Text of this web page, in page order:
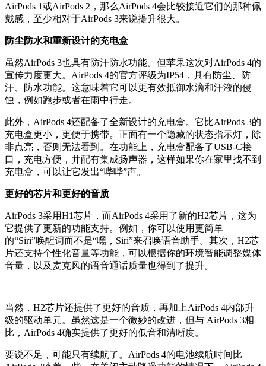
AirPods 1或AirPods 2，那么AirPods 4会比较接近它们的那种佩
戴感，至少相对于AirPods 3来说提升很大。
防尘防水和重新设计的充电盒
虽然AirPods 3也具有防汗防水功能。但苹果这次对AirPods 4的
宣传力度更大。AirPods 4的官方评级为IP54，具有防尘、防
汗、防水功能。这意味着它可以更有效抵御水滴和汗液的侵
蚀，例如跑步或者在雨中行走。
此外，AirPods 4还配备了全新设计的充电盒。它比AirPods 3的
充电盒更小，更便于携带。正面有一个隐藏的状态指示灯，除
非点亮，否则无法看到。在功能上，充电盒配备了USB-C接
口，充电方便，并配有集成扬声器，这样如果你在家里找不到
充电盒，可以让它发出“哔哔”声。
更好的芯片和更好的音质
AirPods 3采用H1芯片，而AirPods 4采用了新的H2芯片，这为
它提供了更新的功能支持。例如，你可以使用更简单
的“Siri”唤醒词而不是“嘿，Siri”来召唤语音助手。其次，H2芯
片还支持个性化音量等功能，可以根据你的环境智能调整媒体
音量，以及麦克风的语音通话质量也得到了提升。
当然，H2芯片还提供了更好的音质，再加上AirPods 4内部升
级的驱动单元。虽然这是一个微妙的改进，但与 AirPods 3相
比，AirPods 4确实提供了更好的低音和清晰度。
要说不足，可能只有续航了。AirPods 4的电池续航时间比